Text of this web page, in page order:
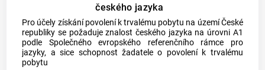
českého jazyka
Pro účely získání povolení k trvalému pobytu na území České
republiky se požaduje znalost českého jazyka na úrovni A1
podle Společného evropského referenčního rámce pro
jazyky, a sice schopnost žadatele o povolení k trvalému
pobytu